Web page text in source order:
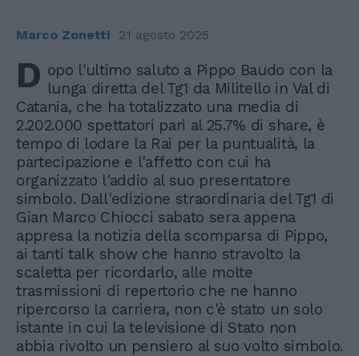
Marco Zonetti 21 agosto 2025
D opo l'ultimo saluto a Pippo Baudo con la
lunga diretta del Tg1 da Militello in Val di
Catania, che ha totalizzato una media di
2.202.000 spettatori pari al 25.7% di share, è
tempo di lodare la Rai per la puntualità, la
partecipazione e l'affetto con cui ha
organizzato l'addio al suo presentatore
simbolo. Dall'edizione straordinaria del Tg1 di
Gian Marco Chiocci sabato sera appena
appresa la notizia della scomparsa di Pippo,
ai tanti talk show che hanno stravolto la
scaletta per ricordarlo, alle molte
trasmissioni di repertorio che ne hanno
ripercorso la carriera, non c'è stato un solo
istante in cui la televisione di Stato non
abbia rivolto un pensiero al suo volto simbolo.